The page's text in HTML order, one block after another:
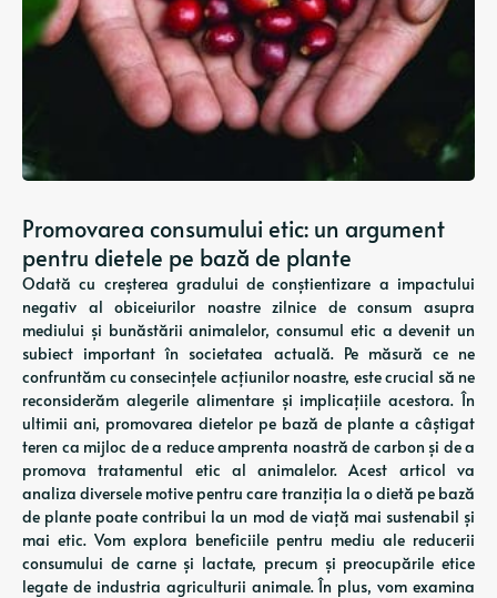
Promovarea consumului etic: un argument
pentru dietele pe bază de plante
Odată cu creșterea gradului de conștientizare a impactului
negativ al obiceiurilor noastre zilnice de consum asupra
mediului și bunăstării animalelor, consumul etic a devenit un
subiect important în societatea actuală. Pe măsură ce ne
confruntăm cu consecințele acțiunilor noastre, este crucial să ne
reconsiderăm alegerile alimentare și implicațiile acestora. În
ultimii ani, promovarea dietelor pe bază de plante a câștigat
teren ca mijloc de a reduce amprenta noastră de carbon și de a
promova tratamentul etic al animalelor. Acest articol va
analiza diversele motive pentru care tranziția la o dietă pe bază
de plante poate contribui la un mod de viață mai sustenabil și
mai etic. Vom explora beneficiile pentru mediu ale reducerii
consumului de carne și lactate, precum și preocupările etice
legate de industria agriculturii animale. În plus, vom examina